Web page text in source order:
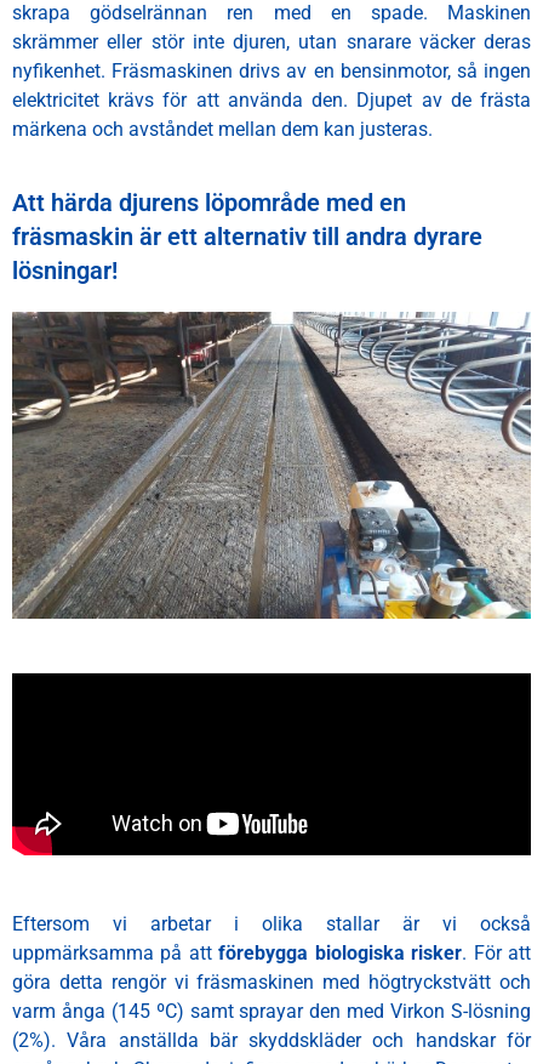
skrapa gödselrännan ren med en spade. Maskinen
skrämmer eller stör inte djuren, utan snarare väcker deras
nyfikenhet. Fräsmaskinen drivs av en bensinmotor, så ingen
elektricitet krävs för att använda den. Djupet av de frästa
märkena och avståndet mellan dem kan justeras.
Att härda djurens löpområde med en
fräsmaskin är ett alternativ till andra dyrare
lösningar!
Eftersom vi arbetar i olika stallar är vi också
uppmärksamma på attförebygga biologiska risker. För att
göra detta rengör vi fräsmaskinen med högtryckstvätt och
varm ånga (145 ºC) samt sprayar den med Virkon S-lösning
(2%). Våra anställda bär skyddskläder och handskar för